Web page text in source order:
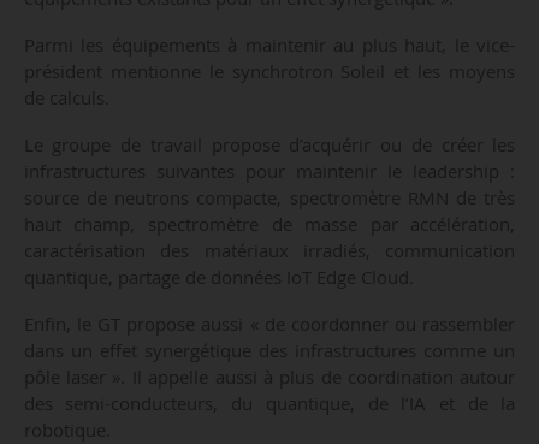
Parmi les équipements à maintenir au plus haut, le vice-
président mentionne le synchrotron Soleil et les moyens
de calculs.
Le groupe de travail propose d’acquérir ou de créer les
infrastructures suivantes pour maintenir le leadership :
source de neutrons compacte, spectromètre RMN de très
haut champ, spectromètre de masse par accélération,
caractérisation des matériaux irradiés, communication
quantique, partage de données IoT Edge Cloud.
Enfin, le GT propose aussi « de coordonner ou rassembler
dans un effet synergétique des infrastructures comme un
pôle laser ». Il appelle aussi à plus de coordination autour
des semi-conducteurs, du quantique, de l’IA et de la
robotique.